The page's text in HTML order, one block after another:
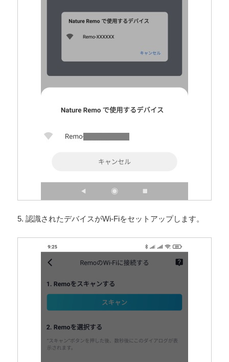
5. 認識されたデバイスがWi-Fiをセットアップします。